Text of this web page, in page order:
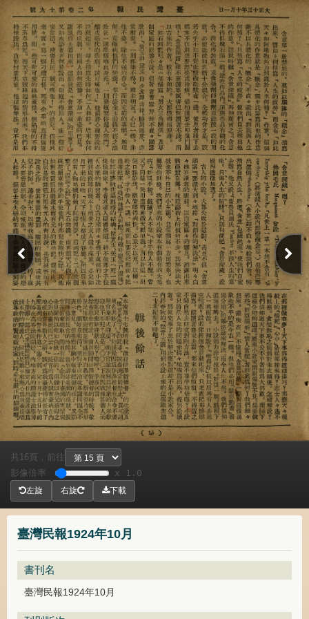
臺灣民報1924年10月
書刊名
臺灣民報1924年10月
共 16頁，
前往
影像倍率
x 1.0
左旋 右旋 下載